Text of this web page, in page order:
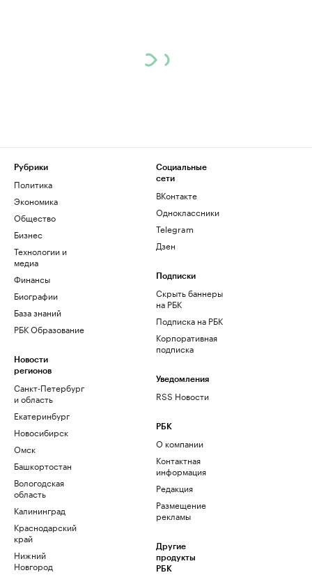
Рубрики
Политика
Экономика
Общество
Бизнес
Технологии и
медиа
Финансы
Биографии
База знаний
РБК Образование
Новости
регионов
Санкт-Петербург
и область
Екатеринбург
Новосибирск
Омск
Башкортостан
Вологодская
область
Калининград
Краснодарский
край
Нижний
Новгород
Социальные
сети
ВКонтакте
Одноклассники
Telegram
Дзен
Подписки
Скрыть баннеры
на РБК
Подписка на РБК
Корпоративная
подписка
Уведомления
RSS Новости
РБК
О компании
Контактная
информация
Редакция
Размещение
рекламы
Другие
продукты
РБК